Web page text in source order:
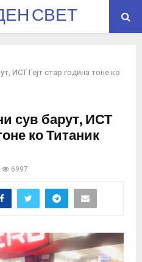
СВЕТ
ИСТ Гејт стар година тоне ко
сув барут, ИСТ
ко Титаник
6997